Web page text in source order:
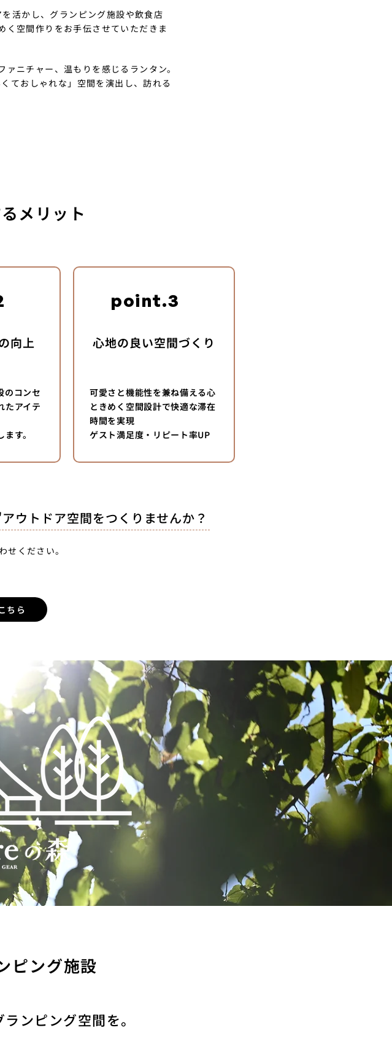
活かし、グランピング施設や飲食店
く空間作りをお手伝させていただきま
ニチャー、温もりを感じるランタン。
ておしゃれな」空間を演出し、訪れる
メリット
向上
のコンセ
たアイテ
す。
point.3
心地の良い空間づくり
可愛さと機能性を兼ね備える心
ときめく空間設計で快適な滞在
時間を実現
ゲスト満足度・リピート率UP
ウトドア空間をつくりませんか？
せください。
ちら
ピング施設
ンピング空間を。